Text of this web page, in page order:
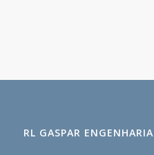
RL GASPAR ENGENHARIA